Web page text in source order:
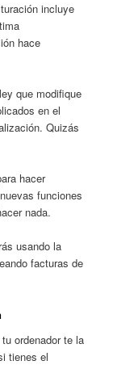
incluye
hace
que modifique
en el
Quizás
hacer
funciones
nada.
usando la
facturas de
ordenador te la
tienes el